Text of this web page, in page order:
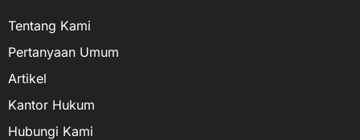
Tentang Kami
Pertanyaan Umum
Artikel
Kantor Hukum
Hubungi Kami